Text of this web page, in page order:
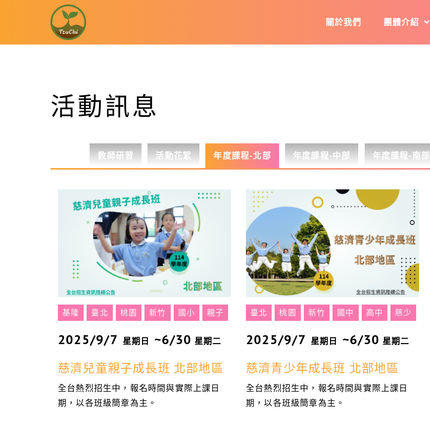
關於我們 團體介紹
活動訊息
教師研習 活動花絮 年度課程-北部 年度課程-中部 年度課程-南部
基隆 臺北 桃園 新竹 國小 親子
2025/9/7 星期日 ~6/30 星期二
慈濟兒童親子成長班 北部地區
全台熱烈招生中，報名時間與實際上課日
期，以各班級簡章為主。
臺北 桃園 新竹 國中 高中 慈少
2025/9/7 星期日 ~6/30 星期二
慈濟青少年成長班 北部地區
全台熱烈招生中，報名時間與實際上課日
期，以各班級簡章為主。